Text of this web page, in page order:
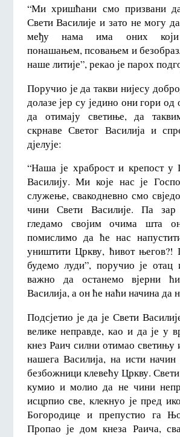
“Ми хришћани смо призвани
Свети Василије и зато не могу
међу нама има оних који
понашањем, псовањем и
наше литије”, рекао је парох
Поручио је да такви нијесу
долазе јер су једино они гори од
да отимају светиње, да
скрнаве Светог Василија и
дјелује:
“Наша је храброст и крепост у
Василију. Ми које нас је
служење, свакодневно смо
чини Свети Василије. Па
гледамо својим очима шта
помислимо да ће нас
уништити Цркву, ћивот његов?!
будемо луди”, поручио је отац
важно да останемо вјерни
Василија, а он ће наћи начина да
Подсјетио је да је Свети
велике неправде, као и да је у
кнез Раич силни отимао светињу
нашега Василија, на исти начин
безбожници клевећу Цркву. Свети
кумио и молио да не чини
исцрпио све, клекнуо је пред
Богородице и препустио га
Пропао је дом кнеза Раича,